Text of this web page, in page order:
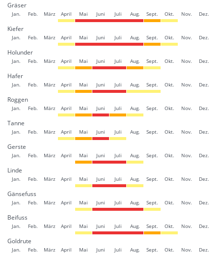
Gräser
Jan. Feb. März April Mai Juni Juli Aug. Sept. Okt. Nov. Dez.
Kiefer
Jan. Feb. März April Mai Juni Juli Aug. Sept. Okt. Nov. Dez.
Holunder
Jan. Feb. März April Mai Juni Juli Aug. Sept. Okt. Nov. Dez.
Hafer
Jan. Feb. März April Mai Juni Juli Aug. Sept. Okt. Nov. Dez.
Roggen
Jan. Feb. März April Mai Juni Juli Aug. Sept. Okt. Nov. Dez.
Tanne
Jan. Feb. März April Mai Juni Juli Aug. Sept. Okt. Nov. Dez.
Gerste
Jan. Feb. März April Mai Juni Juli Aug. Sept. Okt. Nov. Dez.
Linde
Jan. Feb. März April Mai Juni Juli Aug. Sept. Okt. Nov. Dez.
Gänsefuss
Jan. Feb. März April Mai Juni Juli Aug. Sept. Okt. Nov. Dez.
Beifuss
Jan. Feb. März April Mai Juni Juli Aug. Sept. Okt. Nov. Dez.
Goldrute
Jan. Feb. März April Mai Juni Juli Aug. Sept. Okt. Nov. Dez.